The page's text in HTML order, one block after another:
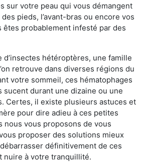
sur votre peau qui vous démangent
pieds, l’avant-bras ou encore vos
êtes probablement infesté par des
d’insectes hétéroptères, une famille
retrouve dans diverses régions du
votre sommeil, ces hématophages
sucent durant une dizaine ou une
Certes, il existe plusieurs astuces et
pour dire adieu à ces petites
nous vous proposons de vous
proposer des solutions mieux
définitivement de ces
nuire à votre tranquillité.